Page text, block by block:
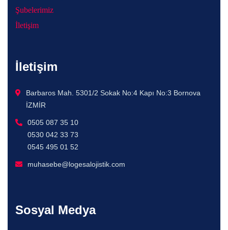
Şubelerimiz
İletişim
İletişim
Barbaros Mah. 5301/2 Sokak No:4 Kapı No:3 Bornova
İZMİR
0505 087 35 10
0530 042 33 73
0545 495 01 52
muhasebe@logesalojistik.com
Sosyal Medya